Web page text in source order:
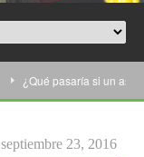
¿Qué pasaría si un
septiembre 23, 2016